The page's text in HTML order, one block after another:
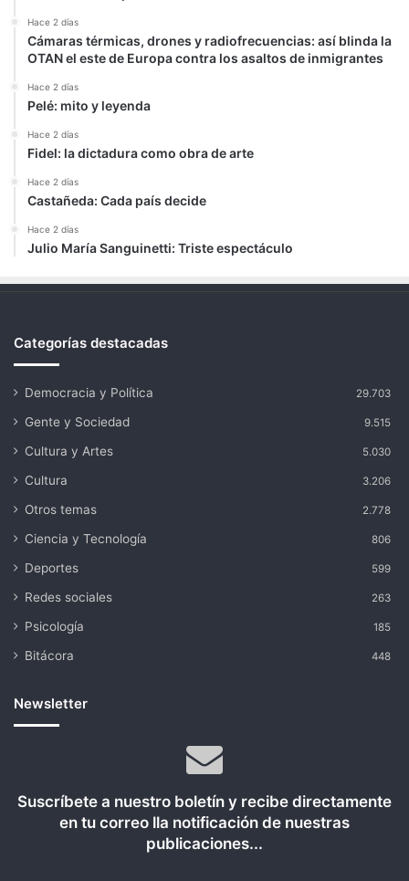
Hace 2 días
Cámaras térmicas, drones y radiofrecuencias: así blinda la
OTAN el este de Europa contra los asaltos de inmigrantes
Hace 2 días
Pelé: mito y leyenda
Hace 2 días
Fidel: la dictadura como obra de arte
Hace 2 días
Castañeda: Cada país decide
Hace 2 días
Julio María Sanguinetti: Triste espectáculo
Categorías destacadas
Democracia y Política 29.703
Gente y Sociedad 9.515
Cultura y Artes 5.030
Cultura 3.206
Otros temas 2.778
Ciencia y Tecnología 806
Deportes 599
Redes sociales 263
Psicología 185
Bitácora 448
Newsletter
Suscríbete a nuestro boletín y recibe directamente
en tu correo lla notificación de nuestras
publicaciones...